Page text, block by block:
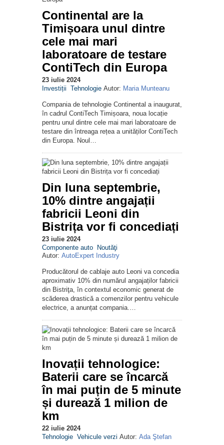
Continental are la
Timișoara unul dintre
cele mai mari
laboratoare de testare
ContiTech din Europa
23 iulie 2024
Investiții Tehnologie Autor: Maria Munteanu
Compania de tehnologie Continental a inaugurat,
în cadrul ContiTech Timișoara, noua locație
pentru unul dintre cele mai mari laboratoare de
testare din întreaga rețea a unităților ContiTech
din Europa. Noul…
Din luna septembrie,
10% dintre angajații
fabricii Leoni din
Bistrița vor fi concediați
23 iulie 2024
Componente auto Noutăţi
Autor: AutoExpert Industry
Producătorul de cablaje auto Leoni va concedia
aproximativ 10% din numărul angajaților fabricii
din Bistriţa, în contextul economic generat de
scăderea drastică a comenzilor pentru vehicule
electrice, a anunțat compania.…
Inovații tehnologice:
Baterii care se încarcă
în mai puțin de 5 minute
și durează 1 milion de
km
22 iulie 2024
Tehnologie Vehicule verzi Autor: Ada Ştefan